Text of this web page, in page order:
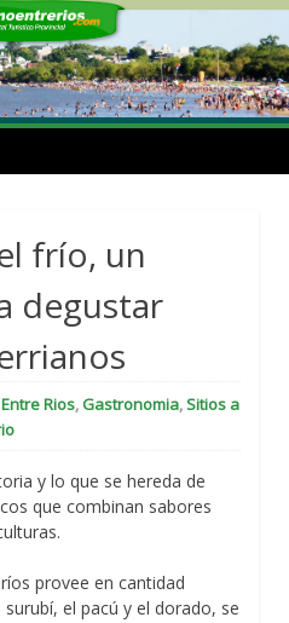
frío, un
degustar
Entre Rios, Gastronomia,Sitios a
y lo que se hereda de
que combinan sabores
provee en cantidad
el pacú y el dorado, se